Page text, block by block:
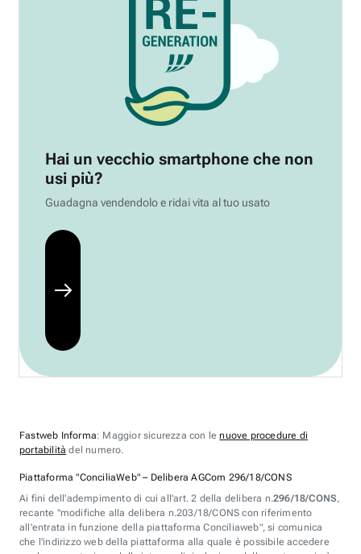
Hai un vecchio smartphone che non
usi più?
Guadagna vendendolo e ridai vita al tuo usato
Fastweb Informa: Maggior sicurezza con lenuove procedure di
portabilità del numero.
Piattaforma "ConciliaWeb" – Delibera AGCom 296/18/CONS
Ai fini dell'adempimento di cui all'art. 2 della delibera n.296/18/CONS,
recante "modifiche alla delibera n.203/18/CONS con riferimento
all'entrata in funzione della piattaforma Conciliaweb", si comunica
che l'indirizzo web della piattaforma alla quale è possibile accedere